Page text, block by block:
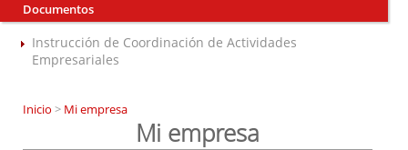
Documentos
Instrucción de Coordinación de Actividades
Empresariales
Inicio > Mi empresa
Mi empresa